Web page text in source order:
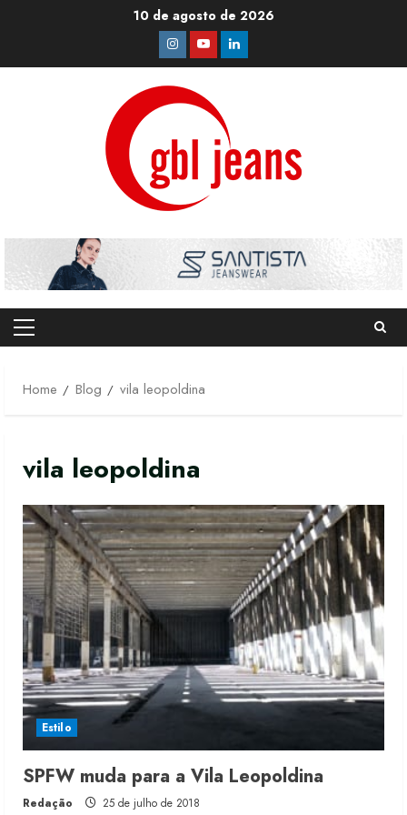
10 de agosto de 2026
Instagram
YoutubeLinkedin
Primary
Home
Blog vila leopoldina
vila leopoldina
Estilo
SPFW muda para a Vila Leopoldina
Redação 25 de julho de 2018
Moda vende US$63,7 bilhões em
produtos licenciados
6 de agosto de 2026